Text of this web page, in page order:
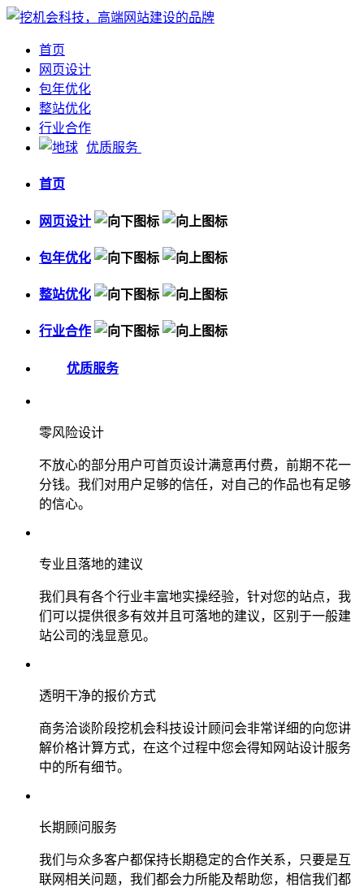
首页
网页设计
包年优化
整站优化
行业合作
优质服务
首页
网页设计
包年优化
整站优化
行业合作
优质服务
零风险设计
不放心的部分用户可首页设计满意再付费，前期不花一
分钱。我们对用户足够的信任，对自己的作品也有足够
的信心。
专业且落地的建议
我们具有各个行业丰富地实操经验，针对您的站点，我
们可以提供很多有效并且可落地的建议，区别于一般建
站公司的浅显意见。
透明干净的报价方式
商务洽谈阶段挖机会科技设计顾问会非常详细的向您讲
解价格计算方式，在这个过程中您会得知网站设计服务
中的所有细节。
长期顾问服务
我们与众多客户都保持长期稳定的合作关系，只要是互
联网相关问题，我们都会力所能及帮助您，相信我们都